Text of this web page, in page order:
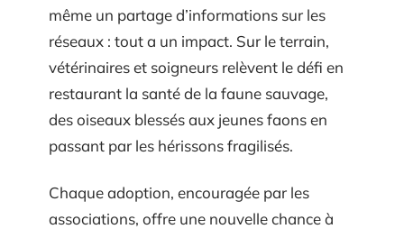
même un partage d’informations sur les
réseaux : tout a un impact. Sur le terrain,
vétérinaires et soigneurs relèvent le défi en
restaurant la santé de la faune sauvage,
des oiseaux blessés aux jeunes faons en
passant par les hérissons fragilisés.
Chaque adoption, encouragée par les
associations, offre une nouvelle chance à